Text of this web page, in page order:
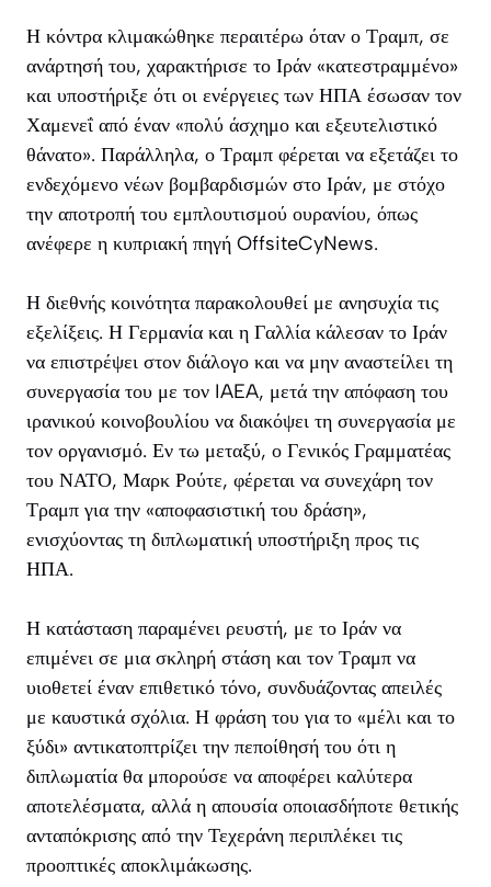
Η κόντρα κλιμακώθηκε περαιτέρω όταν ο Τραμπ, σε
ανάρτησή του, χαρακτήρισε το Ιράν «κατεστραμμένο»
και υποστήριξε ότι οι ενέργειες των ΗΠΑ έσωσαν τον
Χαμενεΐ από έναν «πολύ άσχημο και εξευτελιστικό
θάνατο». Παράλληλα, ο Τραμπ φέρεται να εξετάζει το
ενδεχόμενο νέων βομβαρδισμών στο Ιράν, με στόχο
την αποτροπή του εμπλουτισμού ουρανίου, όπως
ανέφερε η κυπριακή πηγή OffsiteCyNews.
Η διεθνής κοινότητα παρακολουθεί με ανησυχία τις
εξελίξεις. Η Γερμανία και η Γαλλία κάλεσαν το Ιράν
να επιστρέψει στον διάλογο και να μην αναστείλει τη
συνεργασία του με τον IAEA, μετά την απόφαση του
ιρανικού κοινοβουλίου να διακόψει τη συνεργασία με
τον οργανισμό. Εν τω μεταξύ, ο Γενικός Γραμματέας
του ΝΑΤΟ, Μαρκ Ρούτε, φέρεται να συνεχάρη τον
Τραμπ για την «αποφασιστική του δράση»,
ενισχύοντας τη διπλωματική υποστήριξη προς τις
ΗΠΑ.
Η κατάσταση παραμένει ρευστή, με το Ιράν να
επιμένει σε μια σκληρή στάση και τον Τραμπ να
υιοθετεί έναν επιθετικό τόνο, συνδυάζοντας απειλές
με καυστικά σχόλια. Η φράση του για το «μέλι και το
ξύδι» αντικατοπτρίζει την πεποίθησή του ότι η
διπλωματία θα μπορούσε να αποφέρει καλύτερα
αποτελέσματα, αλλά η απουσία οποιασδήποτε θετικής
ανταπόκρισης από την Τεχεράνη περιπλέκει τις
προοπτικές αποκλιμάκωσης.